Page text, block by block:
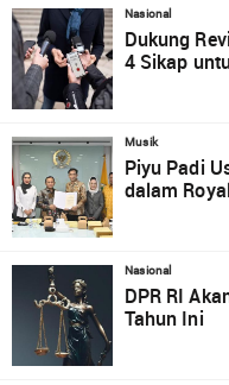
Nasional
Dukung
4 Sikap
Musik
Piyu Padi
dalam
Nasional
DPR RI
Tahun Ini